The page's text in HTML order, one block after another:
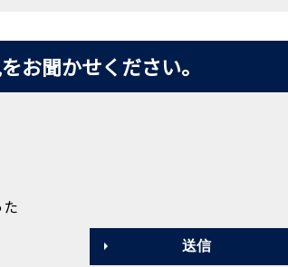
お聞かせください。